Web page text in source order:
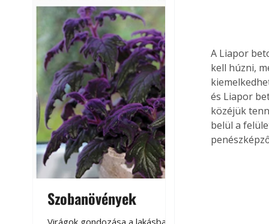
Szobanövények
A Liapor
kell húzni,
és Liapor
közéjük
belül a